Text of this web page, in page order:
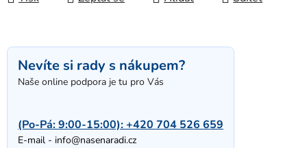
Nevíte si rady s nákupem?
Naše online podpora je tu pro Vás
(Po-Pá: 9:00-15:00):+420 704 526 659
E-mail - info@nasenaradi.cz